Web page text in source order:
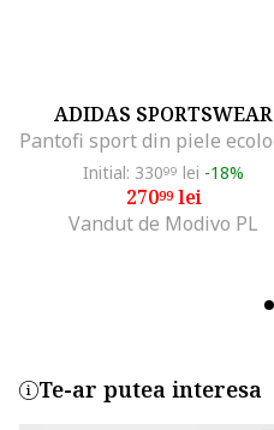
ADIDAS SPORTSWEAR
Initial: 33099 lei -18%
27099lei
Vandut de Modivo PL
Te-ar putea interesa